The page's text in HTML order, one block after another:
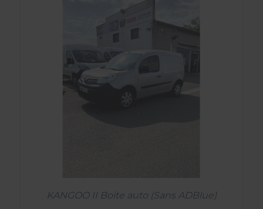
KANGOO II Boite auto (Sans ADBlue)